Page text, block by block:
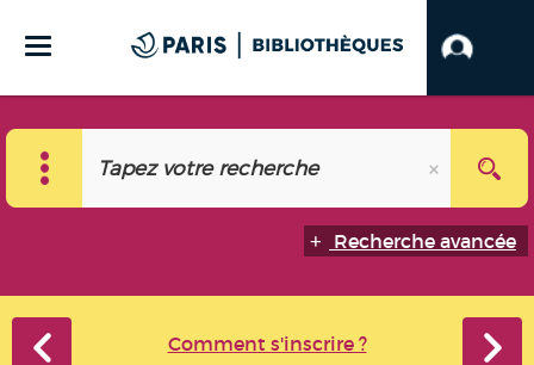
Recherche avancée
Comment s'inscrire ?